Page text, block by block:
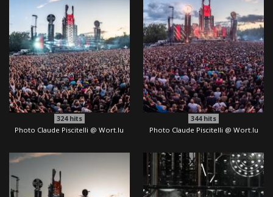
324hits
Photo Claude Piscitelli @ Wort.lu
344hits
Photo Claude Piscitelli @ Wort.lu